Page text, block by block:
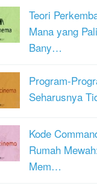
Teori
Mana yang
Bany…
Program-
Seharusnya
Kode
Rumah
Mem…